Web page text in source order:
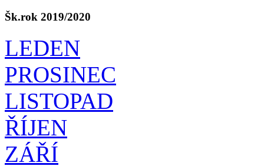
Šk.rok 2019/2020
LEDEN
PROSINEC
LISTOPAD
ŘÍJEN
ZÁŘÍ